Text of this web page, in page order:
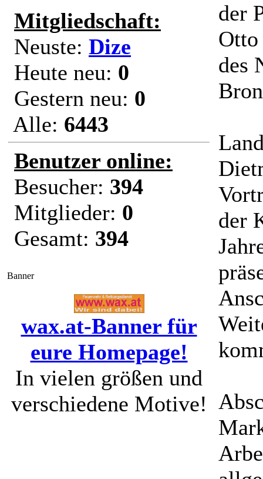
Mitgliedschaft:
Neuste: Dize
Heute neu: 0
Gestern neu: 0
Alle: 6443
Benutzer online:
Besucher: 394
Mitglieder: 0
Gesamt: 394
Banner
wax.at-Banner für
eure Homepage!
In vielen größen und
verschiedene Motive!
der
Otto
des
der